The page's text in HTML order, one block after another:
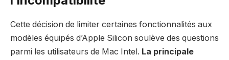
Cette décision de limiter certaines fonctionnalités aux
modèles équipés d’Apple Silicon soulève des questions
parmi les utilisateurs de Mac Intel. La principale